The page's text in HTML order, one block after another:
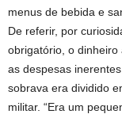
menus de bebida e
De referir, por
obrigatório, o
as despesas
sobrava era dividido
militar. “Era um